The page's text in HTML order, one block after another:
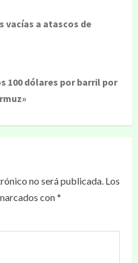
vacías a atascos de
100 dólares por barril por
no será publicada. Los
con*